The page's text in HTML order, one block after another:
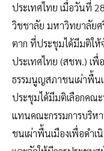
ประเทศไทย เมื่อวันที่
วิชชาลัย มหาวิทยาลัยศ
ตาก ที่ประชุมได้มีมติให้
ประเทศไทย (สชพ.) เ
ธรรมนูญสภาชนเผ่าพื้น
ประชุมได้มีมติเลือกคณ
แทนคณะกรรมการบริห
ชนเผ่าพื้นเมืองเพื่อดำ